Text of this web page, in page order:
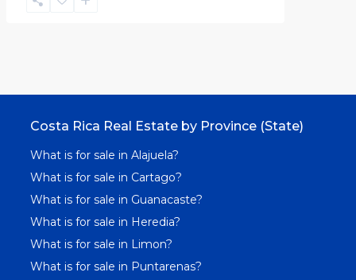
Costa Rica Real Estate by Province (State)
What is for sale in Alajuela?
What is for sale in Cartago?
What is for sale in Guanacaste?
What is for sale in Heredia?
What is for sale in Limon?
What is for sale in Puntarenas?